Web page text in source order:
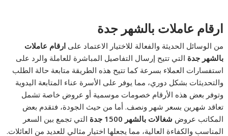
ارقام عاملات بالشهر جدة
من الوسائل الحديثة والفعالة للاختيار الاعتماد علىارقام عاملات
بالشهر جدة التي تتيح إرسال التفاصيل المباشرة للعاملة والرد على
استفسارات العملاء بسرعة كما تتيح هذه الطريقة متابعة حالة الطلب
والتحديثات بشكل دوري، مما يوفر على الأسرة عناء المتابعة اليدوية
وتوفر بعض هذه الأرقام خصومات موسمية أو عروض خاصة تشمل
تعاقد شهرين بسعر شهر ونصف. أما من حيث الجودة، فتقدم بعض
المكاتب عروض شغالات بالشهر 1500 جدة
التي تجمع بين السعر
المناسب والكفاءة العالية، مما يجعلها اختيار مثالي للعديد من العائلات.